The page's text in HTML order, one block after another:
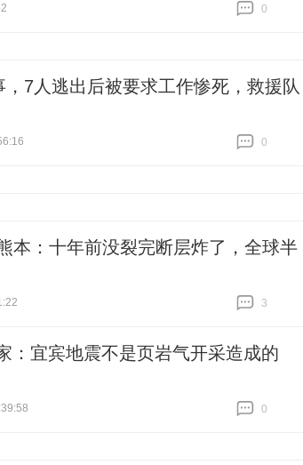
0
，7人逃出后被要求工作惨死，救援队
0
本：十年前没裂完断层炸了，全球半
3
：宜宾地震不是页岩气开采造成的
0